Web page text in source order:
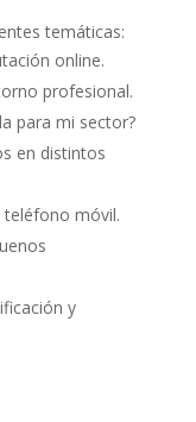
temáticas:
online.
profesional.
para mi sector?
en distintos
móvil.
y